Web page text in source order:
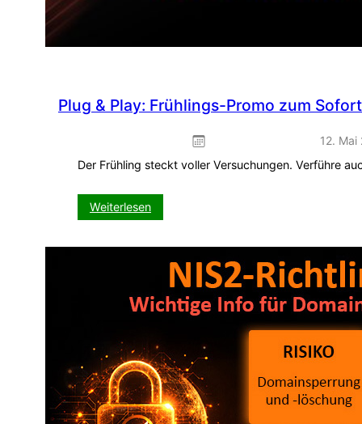
Plug & Play: Frühlings-Promo zum
12. Mai
Der Frühling steckt voller Versuchungen. Verführe
Weiterlesen:
Plug
Play:
Frühlings-
Promo
zum
Einbinden